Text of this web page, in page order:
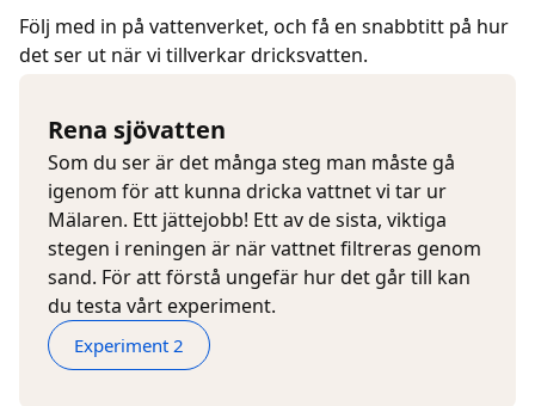
Följ med in på vattenverket, och få en snabbtitt på hur
det ser ut när vi tillverkar dricksvatten.
Rena sjövatten
Som du ser är det många steg man måste gå
igenom för att kunna dricka vattnet vi tar ur
Mälaren. Ett jättejobb! Ett av de sista, viktiga
stegen i reningen är när vattnet filtreras genom
sand. För att förstå ungefär hur det går till kan
du testa vårt experiment.
Experiment 2